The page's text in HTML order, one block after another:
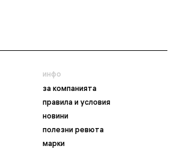
инфо
за компанията
правила и условия
новини
полезни ревюта
марки